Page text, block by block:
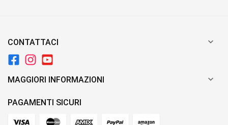
CONTATTACI 
MAGGIORI INFORMAZIONI 
PAGAMENTI SICURI